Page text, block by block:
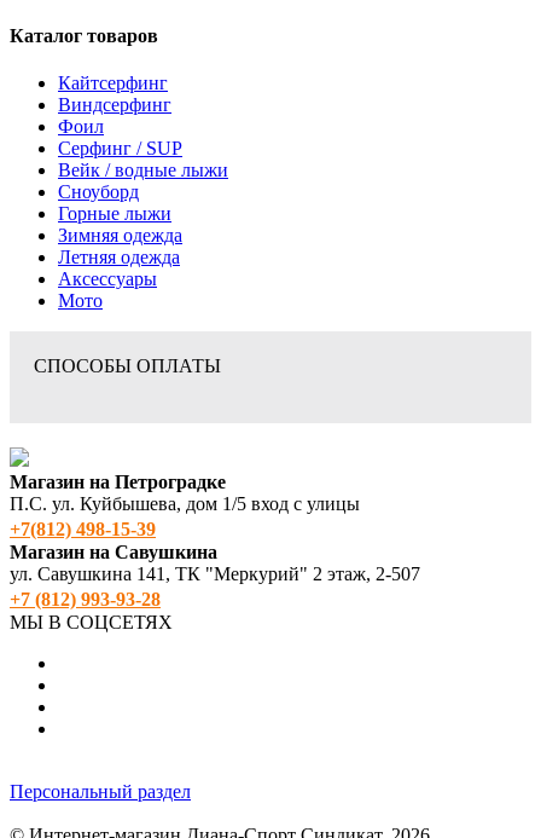
Каталог товаров
Кайтсерфинг
Виндсерфинг
Фоил
Серфинг / SUP
Вейк / водные лыжи
Сноуборд
Горные лыжи
Зимняя одежда
Летняя одежда
Аксессуары
Мото
СПОСОБЫ ОПЛАТЫ
Магазин на Петроградке
П.С. ул. Куйбышева, дом 1/5 вход с улицы
+7(812) 498‑15-39
Магазин на Савушкина
ул. Савушкина 141, ТК "Меркурий" 2 этаж, 2-507
+7 (812) 993-93-28
МЫ В СОЦСЕТЯХ
Персональный раздел